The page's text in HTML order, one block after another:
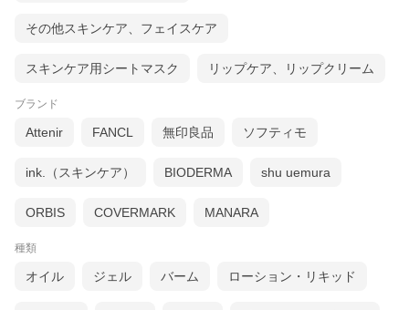
その他スキンケア、フェイスケア
スキンケア用シートマスク リップケア、リップクリーム
ブランド
Attenir FANCL 無印良品 ソフティモ
ink.（スキンケア） BIODERMA shu uemura
ORBIS COVERMARK MANARA
種類
オイル ジェル バーム ローション・リキッド